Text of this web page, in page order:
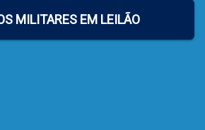
MILITARES EM LEILÃO